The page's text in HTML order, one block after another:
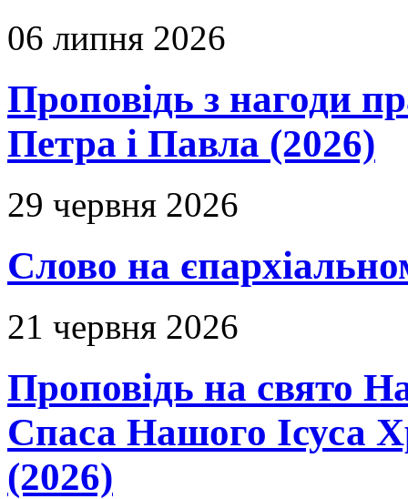
06 липня 2026
Проповідь з нагоди
Петра і Павла (2026)
29 червня 2026
Слово на
21 червня 2026
Проповідь на свято
Спаса Нашого Ісуса
(2026)